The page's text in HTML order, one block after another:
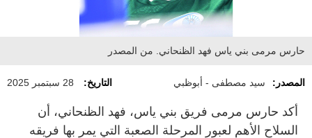
حارس مرمى بني ياس فهد الظنحاني. من المصدر
المصدر: سيد مصطفى - أبوظبي التاريخ: 28 سبتمبر 2025
أكد حارس مرمى فريق بني ياس، فهد الظنحاني، أن
السلاح الأهم لعبور المرحلة الصعبة التي يمر بها فريقه